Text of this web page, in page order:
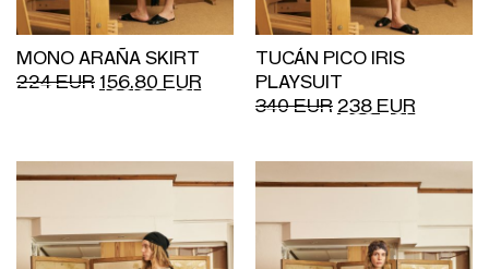
MONO ARAÑA SKIRT
224EUR 156.80 EUR
TUCÁN PICO IRIS
PLAYSUIT
340EUR 238 EUR